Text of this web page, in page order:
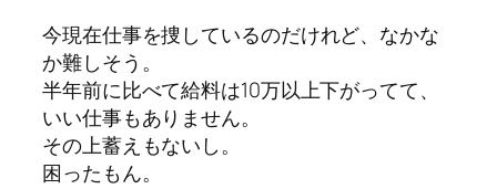
今現在仕事を捜しているのだけれど、なかな
か難しそう。
半年前に比べて給料は10万以上下がってて、
いい仕事もありません。
その上蓄えもないし。
困ったもん。